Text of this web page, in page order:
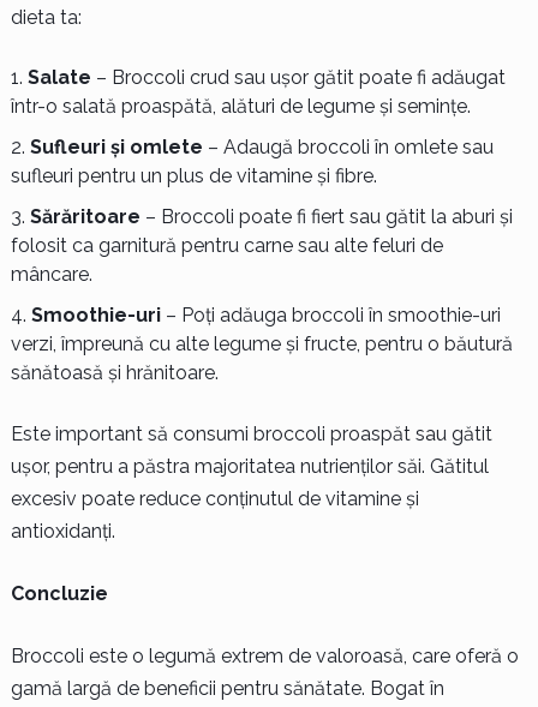
dieta ta:
Salate – Broccoli crud sau ușor gătit poate fi adăugat
într-o salată proaspătă, alături de legume și semințe.
Sufleuri și omlete – Adaugă broccoli în omlete sau
sufleuri pentru un plus de vitamine și fibre.
Sărăritoare – Broccoli poate fi fiert sau gătit la aburi și
folosit ca garnitură pentru carne sau alte feluri de
mâncare.
Smoothie-uri– Poți adăuga broccoli în smoothie-uri
verzi, împreună cu alte legume și fructe, pentru o băutură
sănătoasă și hrănitoare.
Este important să consumi broccoli proaspăt sau gătit
ușor, pentru a păstra majoritatea nutrienților săi. Gătitul
excesiv poate reduce conținutul de vitamine și
antioxidanți.
Concluzie
Broccoli este o legumă extrem de valoroasă, care oferă o
gamă largă de beneficii pentru sănătate. Bogat în